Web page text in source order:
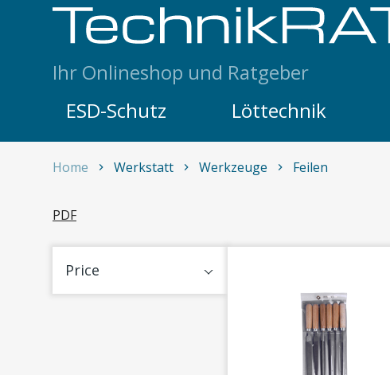
Skip to content
Ihr Onlineshop und Ratgeber
ESD-Schutz Löttechnik
Home Werkstatt Werkzeuge Feilen
PDF
Price